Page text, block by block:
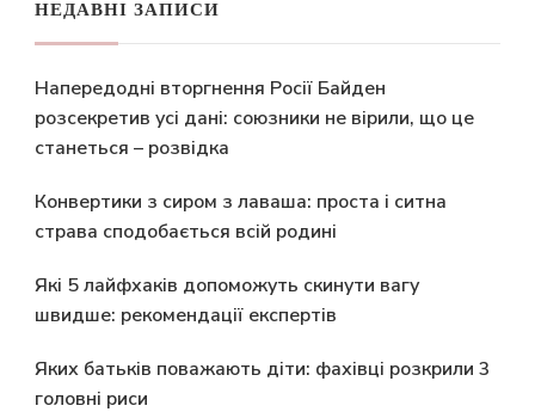
НЕДАВНІ ЗАПИСИ
Напередодні вторгнення Росії Байден
розсекретив усі дані: союзники не вірили, що це
станеться – розвідка
Конвертики з сиром з лаваша: проста і ситна
страва сподобається всій родині
Які 5 лайфхаків допоможуть скинути вагу
швидше: рекомендації експертів
Яких батьків поважають діти: фахівці розкрили 3
головні риси